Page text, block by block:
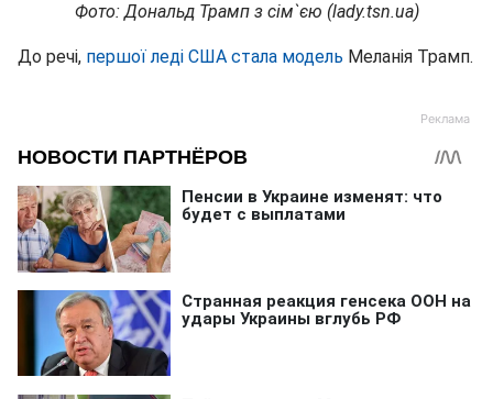
Фото: Дональд Трамп з сім`єю (lady.tsn.ua)
До речі, першої леді США стала модель Меланія Трамп.